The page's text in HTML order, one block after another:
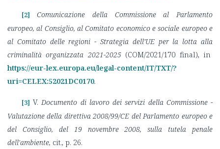
[2]
Comunicazione della Commissione al Parlamento
europeo, al Consiglio, al Comitato economico e sociale europeo e
al Comitato delle regioni - Strategia dell’UE per la lotta alla
criminalità organizzata 2021-2025(COM/2021/170 final), in
https://eur-lex.europa.eu/legal-content/IT/TXT/?
uri=CELEX:52021DC0170.
[3] V. Documento di lavoro dei servizi della Commissione -
Valutazione della direttiva 2008/99/CE del Parlamento europeo e
del Consiglio, del 19 novembre 2008, sulla tutela penale
dell'ambiente, cit., p. 26.